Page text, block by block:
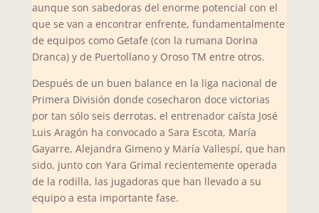
aunque son sabedoras del enorme potencial con el
que se van a encontrar enfrente, fundamentalmente
de equipos como Getafe (con la rumana Dorina
Dranca) y de Puertollano y Oroso TM entre otros.
Después de un buen balance en la liga nacional de
Primera División donde cosecharon doce victorias
por tan sólo seis derrotas, el entrenador caísta José
Luis Aragón ha convocado a Sara Escota, María
Gayarre, Alejandra Gimeno y María Vallespí, que han
sido, junto con Yara Grimal recientemente operada
de la rodilla, las jugadoras que han llevado a su
equipo a esta importante fase.